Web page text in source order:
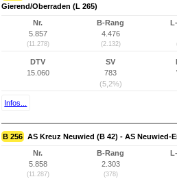
Gierend/Oberraden (L 265)
Nr.
5.857
(11.278)
B-Rang
4.476
(2.132)
DTV
15.060
SV
783
(5,2%)
Infos...
B 256 AS Kreuz Neuwied (B 42) - AS Neuwied-
Nr.
5.858
(11.287)
B-Rang
2.303
(378)